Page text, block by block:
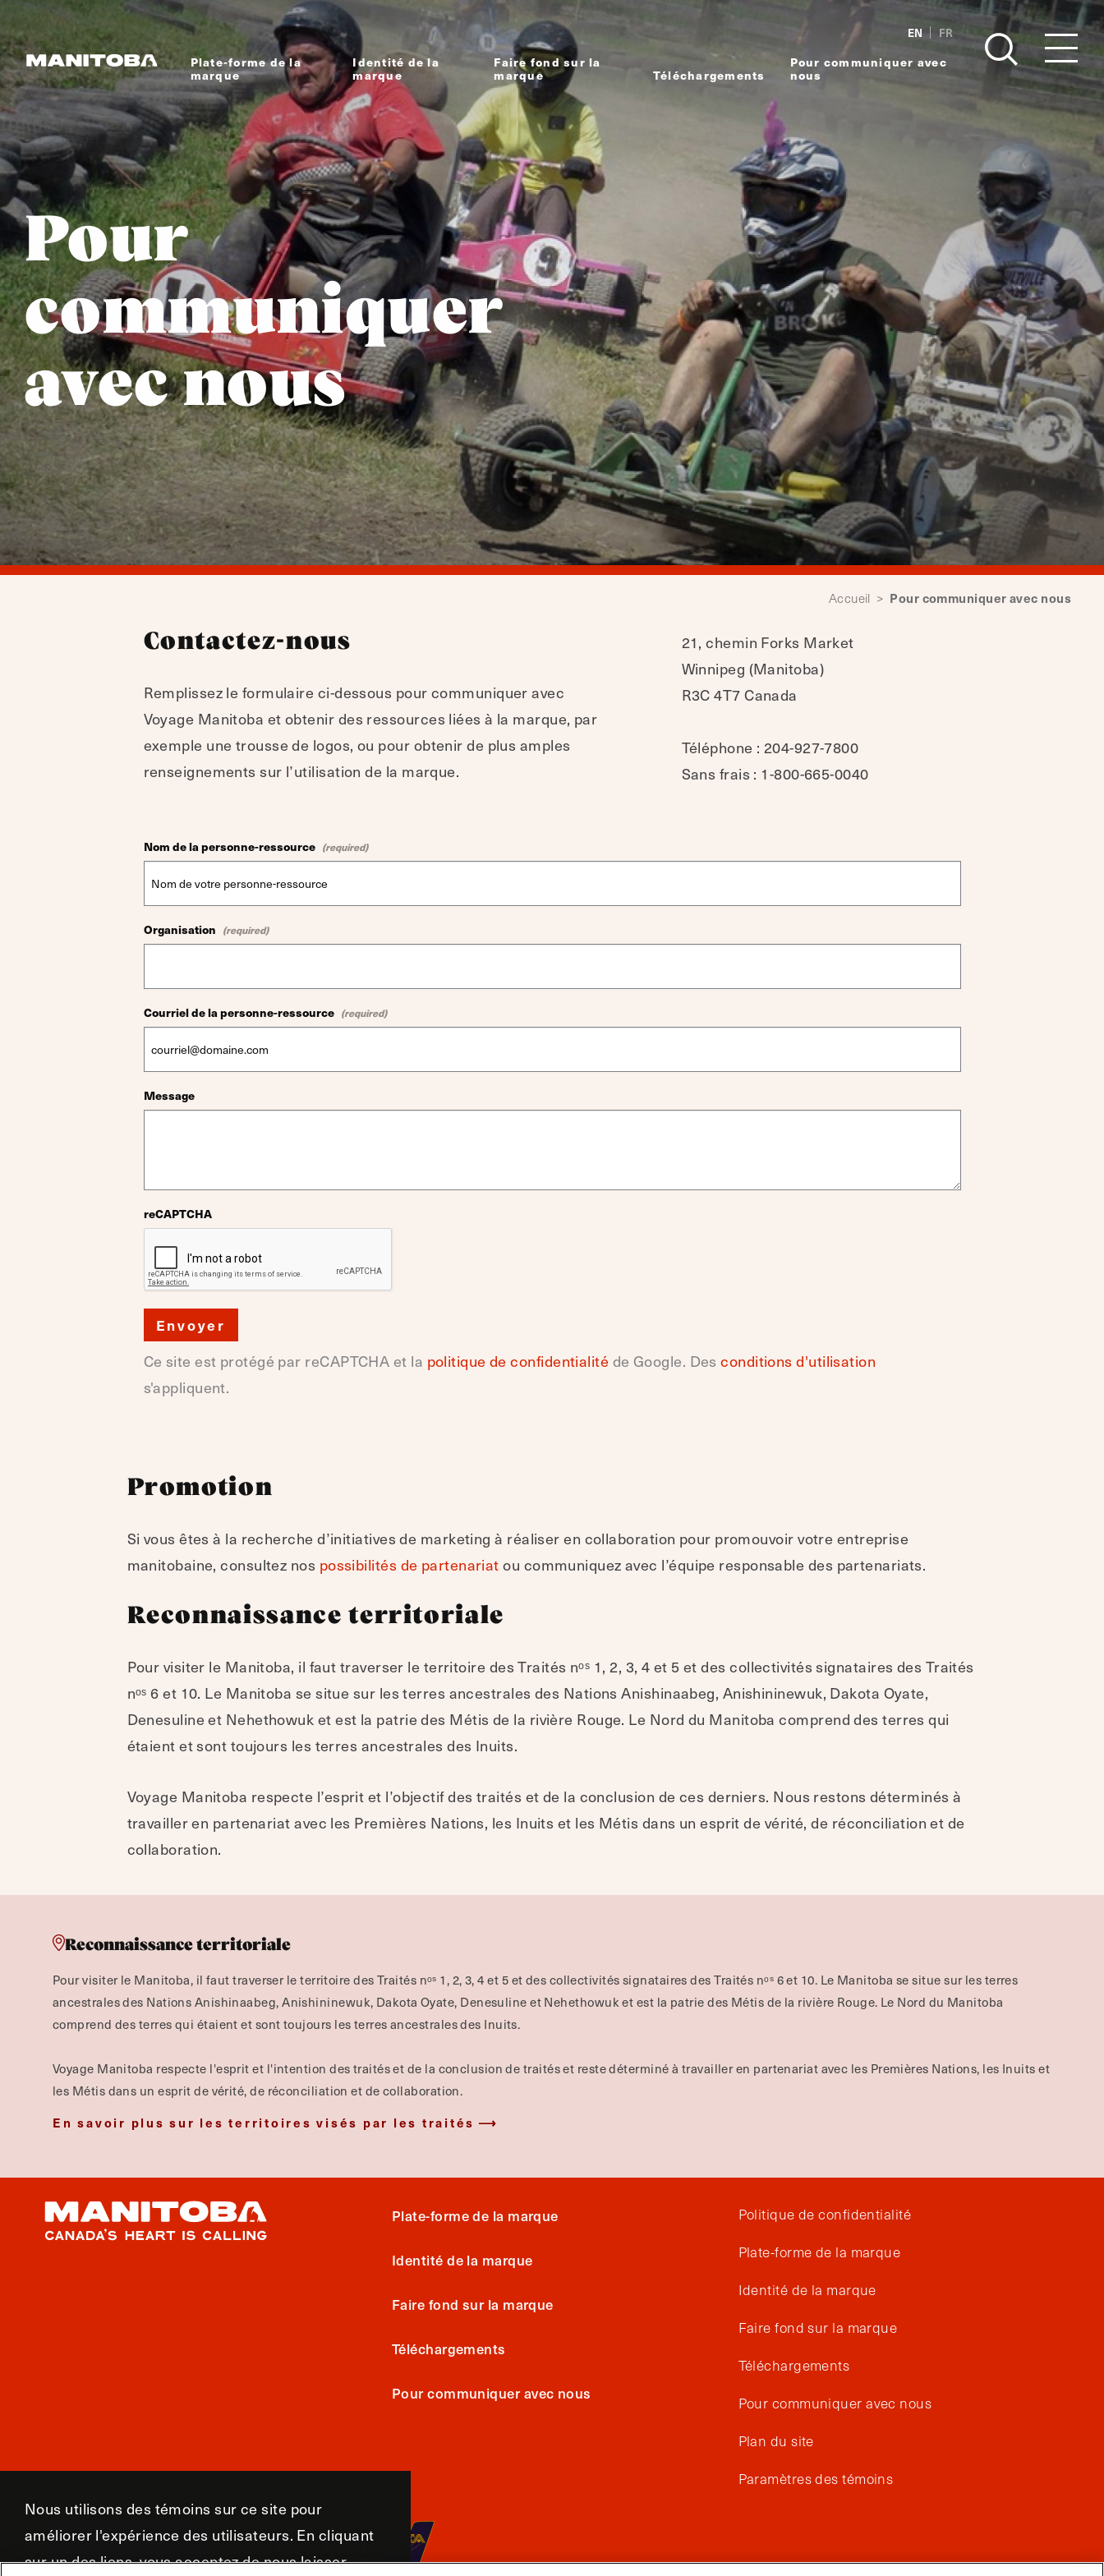
Nous utilisons des témoins sur ce site pour
améliorer l'expérience des utilisateurs. En cliquant
sur un des liens, vous acceptez de nous laisser
Skip to content
FR
EN
Plate-forme de la
marque
Identité de la
marque
Faire fond sur la
marque
Téléchargements
Pour communiquer avec
nous
Pour
communiquer
avec nous
Accueil > Pour communiquer avec nous
Contactez-nous
Remplissez le formulaire ci-dessous pour communiquer avec
Voyage Manitoba et obtenir des ressources liées à la marque, par
exemple une trousse de logos, ou pour obtenir de plus amples
renseignements sur l’utilisation de la marque.
21, chemin Forks Market
Winnipeg (Manitoba)
R3C 4T7 Canada
Téléphone : 204-927-7800
Sans frais : 1-800-665-0040
Laisser
champ
vide
Nom de la personne-ressource
Organisation
Courriel de la personne-ressource
Message
reCAPTCHA
Envoyer
Ce site est protégé par reCAPTCHA et la politique de confidentialité de Google. Desconditions d'utilisation
s'appliquent.
Promotion
Si vous êtes à la recherche d’initiatives de marketing à réaliser en collaboration pour promouvoir votre entreprise
manitobaine, consultez nos possibilités de partenariat ou communiquez avec l’équipe responsable des partenariats.
Reconnaissance territoriale
Pour visiter le Manitoba, il faut traverser le territoire des Traités nᵒˢ 1, 2, 3, 4 et 5 et des collectivités signataires des Traités
nᵒˢ 6 et 10. Le Manitoba se situe sur les terres ancestrales des Nations Anishinaabeg, Anishininewuk, Dakota Oyate,
Denesuline et Nehethowuk et est la patrie des Métis de la rivière Rouge. Le Nord du Manitoba comprend des terres qui
étaient et sont toujours les terres ancestrales des Inuits.
Voyage Manitoba respecte l’esprit et l’objectif des traités et de la conclusion de ces derniers. Nous restons déterminés à
travailler en partenariat avec les Premières Nations, les Inuits et les Métis dans un esprit de vérité, de réconciliation et de
collaboration.
Reconnaissance territoriale
Pour visiter le Manitoba, il faut traverser le territoire des Traités nᵒˢ 1, 2, 3, 4 et 5 et des collectivités signataires des Traités nᵒˢ 6 et 10. Le Manitoba se situe sur les terres
ancestrales des Nations Anishinaabeg, Anishininewuk, Dakota Oyate, Denesuline et Nehethowuk et est la patrie des Métis de la rivière Rouge. Le Nord du Manitoba
comprend des terres qui étaient et sont toujours les terres ancestrales des Inuits.
Voyage Manitoba respecte l'esprit et l'intention des traités et de la conclusion de traités et reste déterminé à travailler en partenariat avec les Premières Nations, les Inuits et
les Métis dans un esprit de vérité, de réconciliation et de collaboration.
En savoir plus sur les territoires visés par les traités
Plate-forme de la marque
Identité de la marque
Faire fond sur la marque
Téléchargements
Pour communiquer avec nous
Politique de confidentialité
Plate-forme de la marque
Identité de la marque
Faire fond sur la marque
Téléchargements
Pour communiquer avec nous
Plan du site
Paramètres des témoins